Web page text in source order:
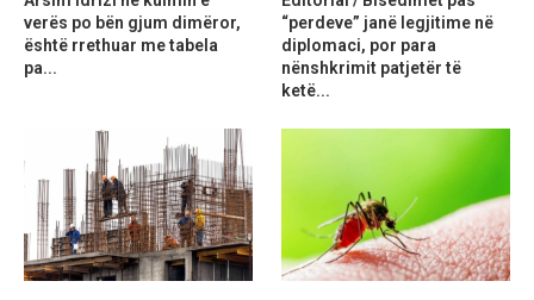
verës po bën gjum dimëror,
është rrethuar me tabela
pa...
“perdeve” janë legjitime në
diplomaci, por para
nënshkrimit patjetër të
ketë...